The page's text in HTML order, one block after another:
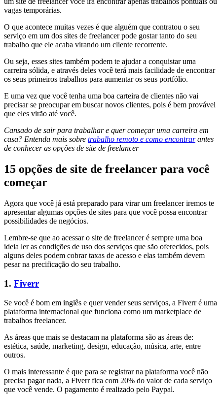
vagas temporárias.
O que acontece muitas vezes é que alguém que contratou o seu
serviço em um dos sites de freelancer pode gostar tanto do seu
trabalho que ele acaba virando um cliente recorrente.
Ou seja, esses sites também podem te ajudar a conquistar uma
carreira sólida, e através deles você terá mais facilidade de encontrar
os seus primeiros trabalhos para aumentar os seus portfólio.
E uma vez que você tenha uma boa carteira de clientes não vai
precisar se preocupar em buscar novos clientes, pois é bem provável
que eles virão até você.
Cansado de sair para trabalhar e quer começar uma carreira em
casa? Entenda mais sobre trabalho remoto e como encontrarantes
de conhecer as opções de site de freelancer
15 opções de site de freelancer para você
começar
Agora que você já está preparado para virar um freelancer iremos te
apresentar algumas opções de sites para que você possa encontrar
possibilidades de negócios.
Lembre-se que ao acessar o site de freelancer é sempre uma boa
ideia ler as condições de uso dos serviços que são oferecidos, pois
alguns deles podem cobrar taxas de acesso e elas também devem
pesar na precificação do seu trabalho.
1. Fiverr
Se você é bom em inglês e quer vender seus serviços, a Fiverr é uma
plataforma internacional que funciona como um marketplace de
trabalhos freelancer.
As áreas que mais se destacam na plataforma são as áreas de:
estética, saúde, marketing, design, educação, música, arte, entre
outros.
O mais interessante é que para se registrar na plataforma você não
precisa pagar nada, a Fiverr fica com 20% do valor de cada serviço
que você vende. O pagamento é realizado pelo Paypal.